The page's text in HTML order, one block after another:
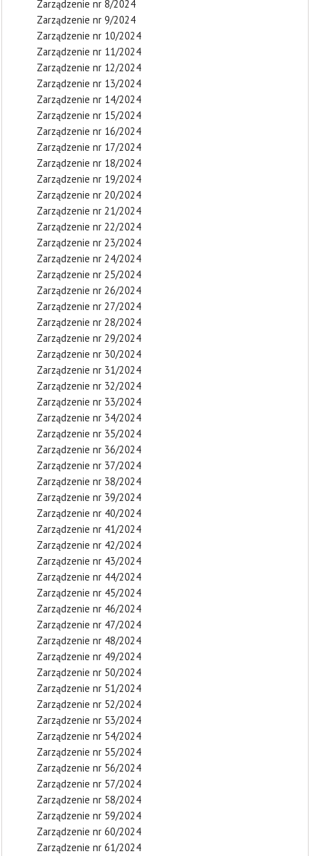
Zarządzenie nr 8/2024
Zarządzenie nr 9/2024
Zarządzenie nr 10/2024
Zarządzenie nr 11/2024
Zarządzenie nr 12/2024
Zarządzenie nr 13/2024
Zarządzenie nr 14/2024
Zarządzenie nr 15/2024
Zarządzenie nr 16/2024
Zarządzenie nr 17/2024
Zarządzenie nr 18/2024
Zarządzenie nr 19/2024
Zarządzenie nr 20/2024
Zarządzenie nr 21/2024
Zarządzenie nr 22/2024
Zarządzenie nr 23/2024
Zarządzenie nr 24/2024
Zarządzenie nr 25/2024
Zarządzenie nr 26/2024
Zarządzenie nr 27/2024
Zarządzenie nr 28/2024
Zarządzenie nr 29/2024
Zarządzenie nr 30/2024
Zarządzenie nr 31/2024
Zarządzenie nr 32/2024
Zarządzenie nr 33/2024
Zarządzenie nr 34/2024
Zarządzenie nr 35/2024
Zarządzenie nr 36/2024
Zarządzenie nr 37/2024
Zarządzenie nr 38/2024
Zarządzenie nr 39/2024
Zarządzenie nr 40/2024
Zarządzenie nr 41/2024
Zarządzenie nr 42/2024
Zarządzenie nr 43/2024
Zarządzenie nr 44/2024
Zarządzenie nr 45/2024
Zarządzenie nr 46/2024
Zarządzenie nr 47/2024
Zarządzenie nr 48/2024
Zarządzenie nr 49/2024
Zarządzenie nr 50/2024
Zarządzenie nr 51/2024
Zarządzenie nr 52/2024
Zarządzenie nr 53/2024
Zarządzenie nr 54/2024
Zarządzenie nr 55/2024
Zarządzenie nr 56/2024
Zarządzenie nr 57/2024
Zarządzenie nr 58/2024
Zarządzenie nr 59/2024
Zarządzenie nr 60/2024
Zarządzenie nr 61/2024